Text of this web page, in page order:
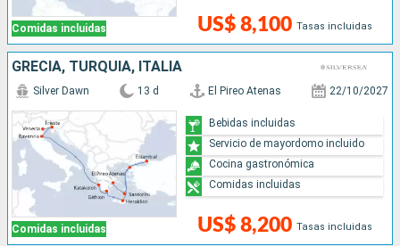
Comidas incluidas US$ 8,100 Tasas incluidas
GRECIA, TURQUÍA, ITALIA
Comidas incluidas
Silver Dawn 13 d El Pireo Atenas 22/10/2027
US$ 8,200 Tasas incluidas
Bebidas incluidas
Servicio de mayordomo incluido
Cocina gastronómica
Comidas incluidas